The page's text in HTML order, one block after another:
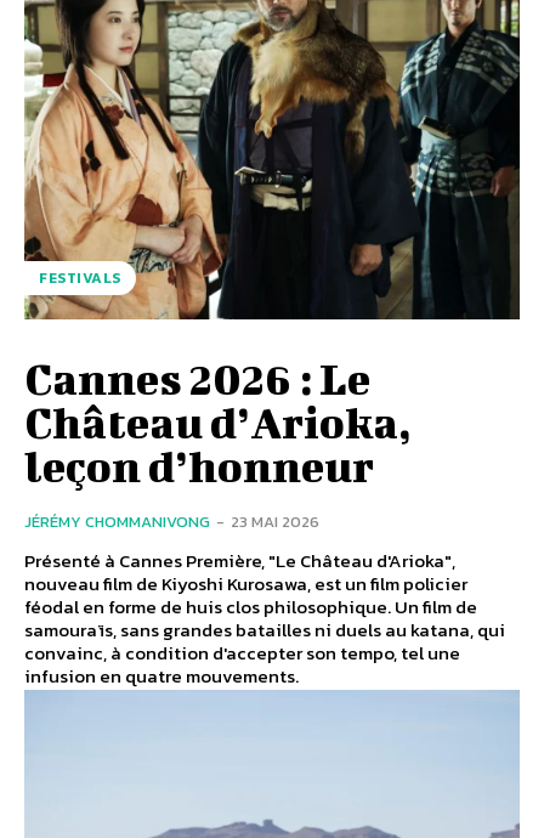
FESTIVALS
Cannes 2026 : Le
Château d’Arioka,
leçon d’honneur
JÉRÉMY CHOMMANIVONG - 23 MAI 2026
Présenté à Cannes Première, "Le Château d'Arioka",
nouveau film de Kiyoshi Kurosawa, est un film policier
féodal en forme de huis clos philosophique. Un film de
samouraïs, sans grandes batailles ni duels au katana, qui
convainc, à condition d'accepter son tempo, tel une
infusion en quatre mouvements.